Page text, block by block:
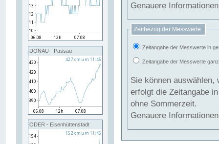
DONAU - Passau
ODER - Eisenhüttenstadt
Genauere
Zeitbezug der Messwerte:
Zeitangabe der Messwerte in
Zeitangabe der Messwerte
Sie können auswählen,
erfolgt die Zeitangabe
ohne Sommerzeit.
Genauere